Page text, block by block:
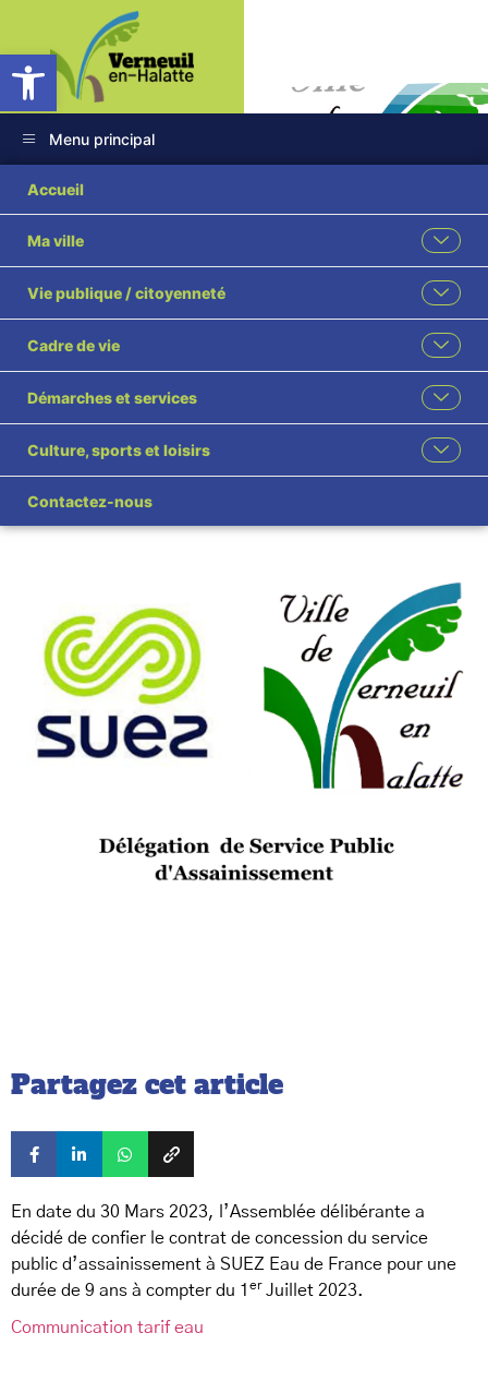
Ouvrir la barre d’outils
Menu principal
Accueil
Ma ville
Vie publique / citoyenneté
Cadre de vie
Démarches et services
Culture, sports et loisirs
Contactez-nous
Délégation de
Service Public
Assainissement
Accueil
Informations Générales
Délégation de Service Public Assainissement
Partagez cet article
En date du 30 Mars 2023, l’Assemblée délibérante a
décidé de confier le contrat de concession du service
public d’assainissement à SUEZ Eau de France pour une
durée de 9 ans à compter du 1 er Juillet 2023.
Communication tarif eau